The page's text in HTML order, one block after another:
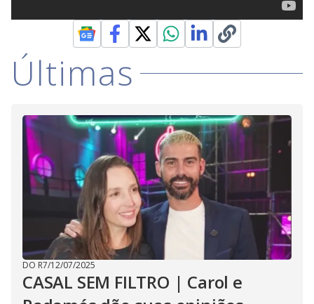
Últimas
DO R7/12/07/2025
CASAL SEM FILTRO | Carol e